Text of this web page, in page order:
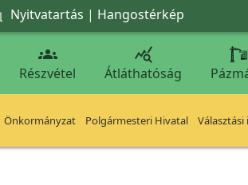
Nyitvatartás | Hangostérkép

Részvétel

Átláthatóság
Önkormányzat Polgármesteri Hivatal